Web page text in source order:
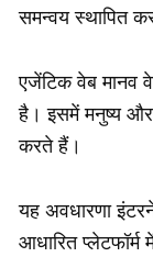
समन्वय स्थापित
एजेंटिक वेब मानव
है। इसमें मनुष्य और
करते हैं।
यह अवधारणा
आधारित प्लेटफॉर्म